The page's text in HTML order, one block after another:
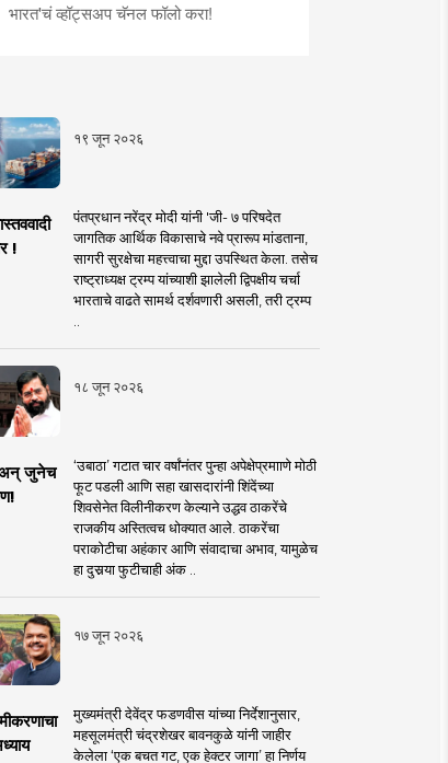
भारत'चं व्हॉट्सअप चॅनल फॉलो करा!
१९ जून २०२६
!
पंतप्रधान नरेंद्र मोदी यांनी 'जी- ७ परिषदेत
जागतिक आर्थिक विकासाचे नवे प्रारूप मांडताना,
सागरी सुरक्षेचा महत्त्वाचा मुद्दा उपस्थित केला. तसेच
राष्ट्राध्यक्ष ट्रम्प यांच्याशी झालेली द्विपक्षीय चर्चा
भारताचे वाढते सामर्थ दर्शवणारी असली, तरी ट्रम्प
१८ जून २०२६
अन् जुनेच
‘उबाठा’ गटात चार वर्षांनंतर पुन्हा अपेक्षेप्रमााणे मोठी
फूट पडली आणि सहा खासदारांनी शिंदेंच्या
शिवसेनेत विलीनीकरण केल्याने उद्धव ठाकरेंचे
राजकीय अस्तित्वच धोक्यात आले. ठाकरेंचा
पराकोटीचा अहंकार आणि संवादाचा अभाव, यामुळेच
हा दुसर्‍या फुटीचाही अंक ..
१७ जून २०२६
मुख्यमंत्री देवेंद्र फडणवीस यांच्या निर्देशानुसार,
महसूलमंत्री चंद्रशेखर बावनकुळे यांनी जाहीर
केलेला ‘एक बचत गट, एक हेक्टर जागा’ हा निर्णय